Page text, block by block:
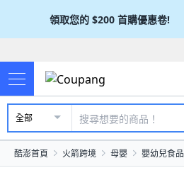
領取您的 $200 首購優惠卷!
全部
酷澎首頁 火箭跨境 母嬰 嬰幼兒食品